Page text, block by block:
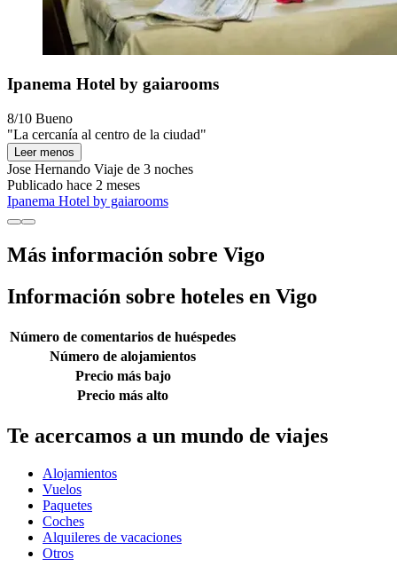
Ipanema Hotel by gaiarooms
8/10 Bueno
"La cercanía al centro de la ciudad"
Leer menos
Jose Hernando Viaje de 3 noches
Publicado hace 2 meses
Ipanema Hotel by gaiarooms
Más información sobre Vigo
Información sobre hoteles en Vigo
Número de comentarios de huéspedes
Número de alojamientos
Precio más bajo
Precio más alto
Te acercamos a un mundo de viajes
Alojamientos
Vuelos
Paquetes
Coches
Alquileres de vacaciones
Otros